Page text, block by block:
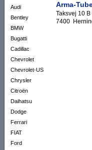
Audi
Bentley
BMW
Bugatti
Cadillac
Chevrolet
Chevrolet-US
Chrysler
Citroën
Daihatsu
Dodge
Ferrari
FIAT
Ford
Arma-
Taksvej 10 B
7400